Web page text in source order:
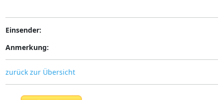
Einsender:
Anmerkung:
zurück zur Übersicht